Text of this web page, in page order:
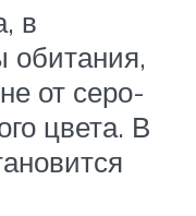
в
обитания,
от серо-
цвета. В